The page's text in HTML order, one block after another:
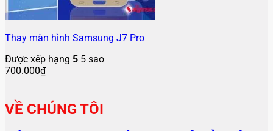
Thay màn hình Samsung J7 Pro
Được xếp hạng 5 5 sao
700.000₫
VỀ CHÚNG TÔI